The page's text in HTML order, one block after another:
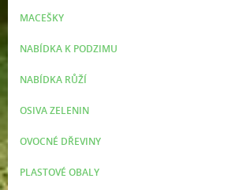
MACEŠKY
NABÍDKA K PODZIMU
NABÍDKA RŮŽÍ
OSIVA ZELENIN
OVOCNÉ DŘEVINY
PLASTOVÉ OBALY